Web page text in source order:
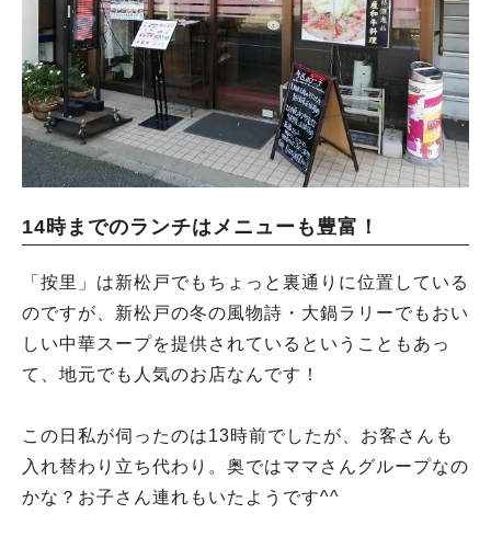
14時までのランチはメニューも豊富！
「按里」は新松戸でもちょっと裏通りに位置している
のですが、新松戸の冬の風物詩・大鍋ラリーでもおい
しい中華スープを提供されているということもあっ
て、地元でも人気のお店なんです！
この日私が伺ったのは13時前でしたが、お客さんも
入れ替わり立ち代わり。奥ではママさんグループなの
かな？お子さん連れもいたようです^^